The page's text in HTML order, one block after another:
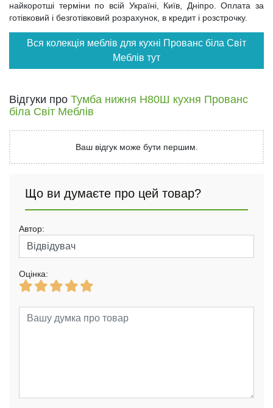
найкоротші терміни по всій Україні, Київ, Дніпро. Оплата за
готівковий і безготівковий розрахунок, в кредит і розстрочку.
Вся колекція меблів для кухні Прованс біла Світ
Меблів тут
Відгуки про Тумба нижня Н80Ш кухня Прованс
біла Світ Меблів
Ваш відгук може бути першим.
Що ви думаєте про цей товар?
Автор:
Оцінка: